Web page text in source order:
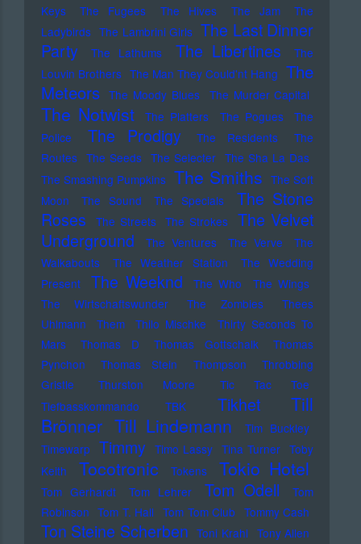
Keys
The Fugees The Hives The Jam
The
Ladybirds The Lambrini Girls The Last Dinner
Party
The Lathums The Libertines
The
Louvin Brothers The Man They Could'nt Hang The
Meteors The Moody Blues The Murder Capital
The Notwist The Platters The Pogues
The
Police
The Prodigy The Residents
The
Routes The Seeds The Selecter The Sha La Das
The Smashing Pumpkins The Smiths The Soft
Moon
The Sound The Specials
The Stone
Roses
The Streets The Strokes
The Velvet
Underground
The Ventures The Verve
The
Walkabouts
The Weather Station
The Wedding
Present
The Weeknd The Who
The Wings
The Wirtschaftswunder
The Zombies
Thees
Uhlmann
Them Thilo Mischke
Thirty Seconds To
Mars
Thomas D Thomas Gottschalk
Thomas
Pynchon
Thomas Stein Thompson
Throbbing
Gristle
Thurston Moore
Tic Tac Toe
Tiefbasskommando TBK
Tikhet
Till
Brönner Till Lindemann
Tim Buckley
Timewarp Timmy Timo Lassy Tina Turner Toby
Keith
Tocotronic Tokens Tokio Hotel
Tom Gerhardt Tom Lehrer Tom Odell
Tom
Robinson Tom T. Hall Tom Tom Club Tommy Cash
Ton Steine Scherben Toni Krahl Tony Allen